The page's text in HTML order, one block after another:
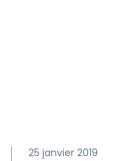
25 janvier 2019